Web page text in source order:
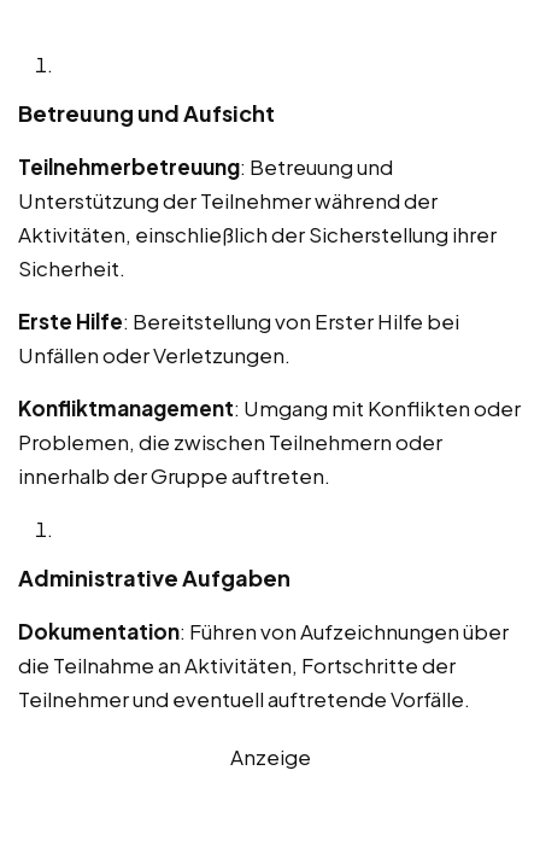
Betreuung und Aufsicht
Teilnehmerbetreuung: Betreuung und
Unterstützung der Teilnehmer während der
Aktivitäten, einschließlich der Sicherstellung ihrer
Sicherheit.
Erste Hilfe: Bereitstellung von Erster Hilfe bei
Unfällen oder Verletzungen.
Konfliktmanagement: Umgang mit Konflikten oder
Problemen, die zwischen Teilnehmern oder
innerhalb der Gruppe auftreten.
Administrative Aufgaben
Dokumentation: Führen von Aufzeichnungen über
die Teilnahme an Aktivitäten, Fortschritte der
Teilnehmer und eventuell auftretende Vorfälle.
Anzeige